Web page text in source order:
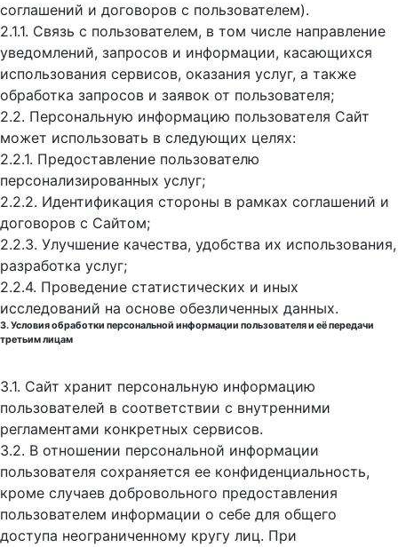
соглашений и договоров с пользователем).
2.1.1. Связь с пользователем, в том числе направление
уведомлений, запросов и информации, касающихся
использования сервисов, оказания услуг, а также
обработка запросов и заявок от пользователя;
2.2. Персональную информацию пользователя Сайт
может использовать в следующих целях:
2.2.1. Предоставление пользователю
персонализированных услуг;
2.2.2. Идентификация стороны в рамках соглашений и
договоров с Сайтом;
2.2.3. Улучшение качества, удобства их использования,
разработка услуг;
2.2.4. Проведение статистических и иных
исследований на основе обезличенных данных.
3. Условия обработки персональной информации пользователя и её передачи
третьим лицам
3.1. Сайт хранит персональную информацию
пользователей в соответствии с внутренними
регламентами конкретных сервисов.
3.2. В отношении персональной информации
пользователя сохраняется ее конфиденциальность,
кроме случаев добровольного предоставления
пользователем информации о себе для общего
доступа неограниченному кругу лиц. При